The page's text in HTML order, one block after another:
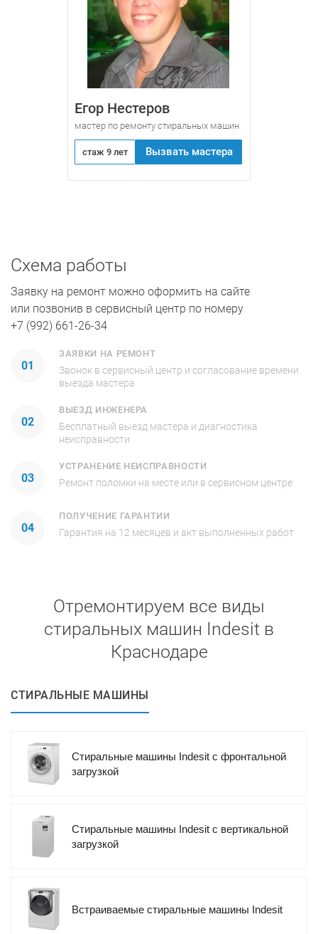
Егор Нестеров
мастер по ремонту стиральных машин
стаж 9 лет Вызвать мастера
Схема работы
Заявку на ремонт можно оформить на сайте
или позвонив в сервисный центр по номеру
+7 (992) 661-26-34
01
ЗАЯВКИ НА РЕМОНТ
Звонок в сервисный центр и согласование времени
выезда мастера
02
ВЫЕЗД ИНЖЕНЕРА
Бесплатный выезд мастера и диагностика
неисправности
03
УСТРАНЕНИЕ НЕИСПРАВНОСТИ
Ремонт поломки на месте или в сервисном центре
04
ПОЛУЧЕНИЕ ГАРАНТИИ
Гарантия на 12 месяцев и акт выполненных работ
Отремонтируем все виды
стиральных машин Indesit в
Краснодаре
СТИРАЛЬНЫЕ МАШИНЫ
Стиральные машины Indesit с фронтальной
загрузкой
Стиральные машины Indesit с вертикальной
загрузкой
Встраиваемые стиральные машины Indesit